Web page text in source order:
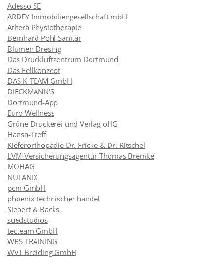
Adesso SE
ARDEY Immobiliengesellschaft mbH
Athera Physiotherapie
Bernhard Pohl Sanitär
Blumen Dresing
Das Druckluftzentrum Dortmund
Das Fellkonzept
DAS K-TEAM GmbH
DIECKMANN'S
Dortmund-App
Euro Wellness
Grüne Druckerei und Verlag oHG
Hansa-Treff
Kieferorthopädie Dr. Fricke & Dr. Ritschel
LVM-Versicherungsagentur Thomas Bremke
MOHAG
NUTANIX
pcm GmbH
phoenix technischer handel
Siebert & Backs
suedstudios
tecteam GmbH
WBS TRAINING
WVT Breiding GmbH